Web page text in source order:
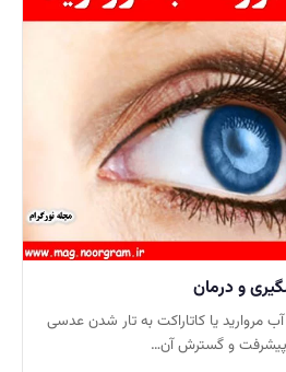
و درمان
مروارید یا کاتاراکت به تار شدن عدسی
و گسترش آن…